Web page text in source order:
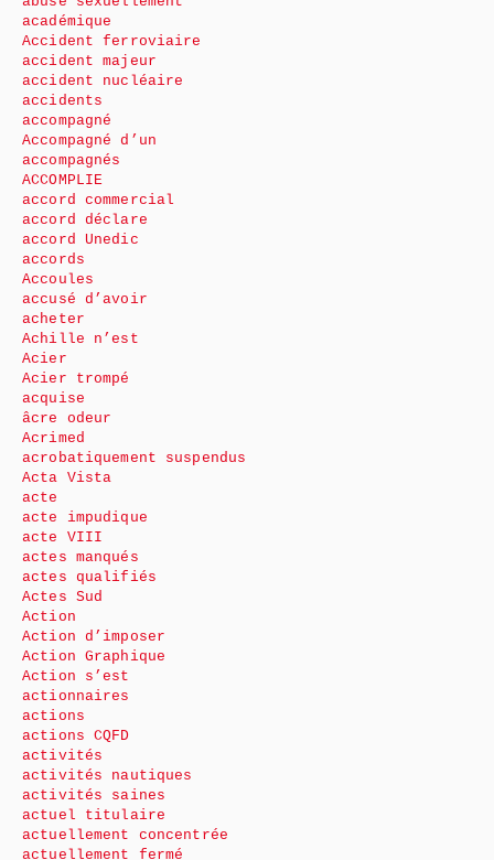
académique
Accident ferroviaire
accident majeur
accident nucléaire
accidents
accompagné
Accompagné d’un
accompagnés
ACCOMPLIE
accord commercial
accord déclare
accord Unedic
accords
Accoules
accusé d’avoir
acheter
Achille n’est
Acier
Acier trompé
acquise
âcre odeur
Acrimed
acrobatiquement suspendus
Acta Vista
acte
acte impudique
acte VIII
actes manqués
actes qualifiés
Actes Sud
Action
Action d’imposer
Action Graphique
Action s’est
actionnaires
actions
actions CQFD
activités
activités nautiques
activités saines
actuel titulaire
actuellement concentrée
actuellement fermé